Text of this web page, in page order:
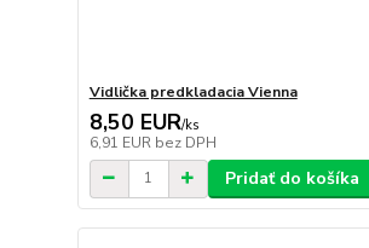
Vidlička predkladacia Vienna
8,50 EUR/ks
6,91 EUR bez DPH
Pridať do košíka